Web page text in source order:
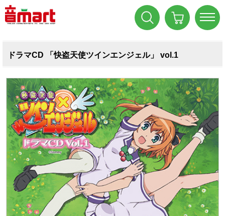
ドラマCD 「快盗天使ツインエンジェル」 vol.1